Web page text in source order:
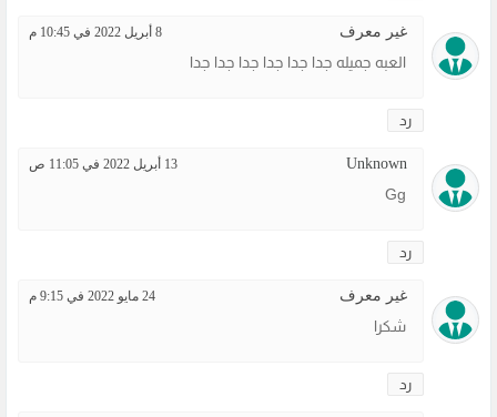
غير معرف 8 أبريل 2022 في 10:45 م
العبه جميله جدا جدا جدا جدا جدا جدا
رد
Unknown 13 أبريل 2022 في 11:05 ص
Gg
رد
غير معرف 24 مايو 2022 في 9:15 م
شكرا
رد